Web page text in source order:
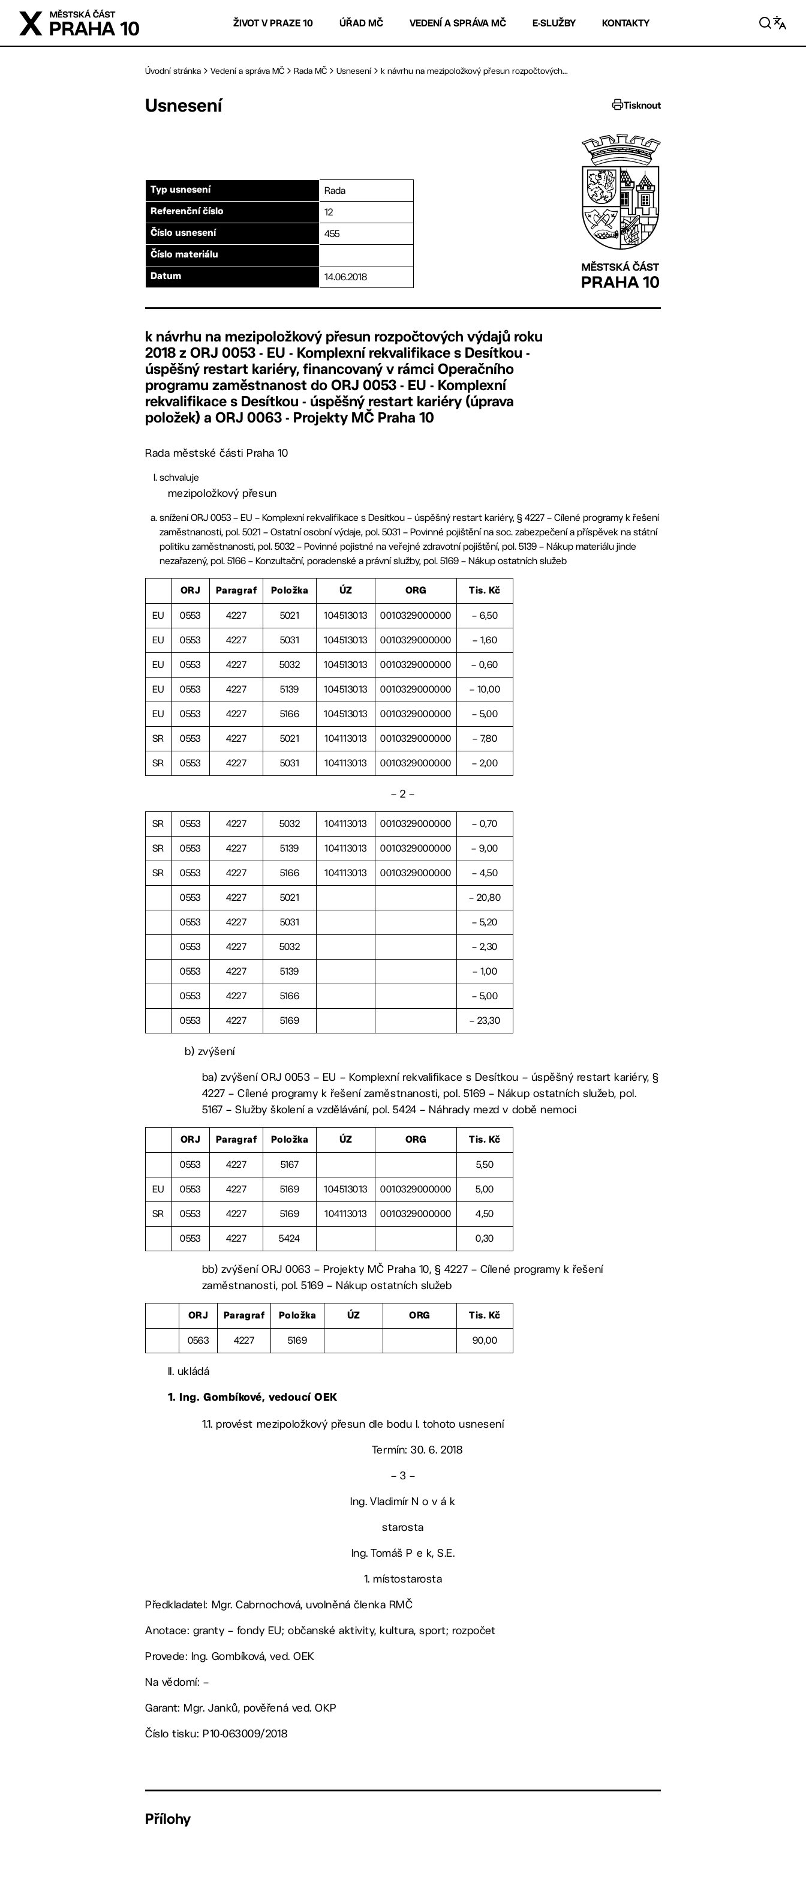
Přejít na hlavní obsah
ŽIVOT V PRAZE 10 ÚŘAD MČ VEDENÍ A SPRÁVA MČ E-SLUŽBY KONTAKTY
Úvodní stránka Vedení a správa MČ Rada MČ Usnesení k návrhu na mezipoložkový přesun rozpočtových...
Usnesení Tisknout
Typ usnesení Rada
Referenční číslo 12
Číslo usnesení 455
Číslo materiálu
Datum 14.06.2018
k návrhu na mezipoložkový přesun rozpočtových výdajů roku
2018 z ORJ 0053 - EU - Komplexní rekvalifikace s Desítkou -
úspěšný restart kariéry, financovaný v rámci Operačního
programu zaměstnanost do ORJ 0053 - EU - Komplexní
rekvalifikace s Desítkou - úspěšný restart kariéry (úprava
položek) a ORJ 0063 - Projekty MČ Praha 10
Rada městské části Praha 10
schvaluje
mezipoložkový přesun
snížení ORJ 0053 – EU – Komplexní rekvalifikace s Desítkou – úspěšný restart kariéry, § 4227 – Cílené programy k řešení
zaměstnanosti, pol. 5021 – Ostatní osobní výdaje, pol. 5031 – Povinné pojištění na soc. zabezpečení a příspěvek na státní
politiku zaměstnanosti, pol. 5032 – Povinné pojistné na veřejné zdravotní pojištění, pol. 5139 – Nákup materiálu jinde
nezařazený, pol. 5166 – Konzultační, poradenské a právní služby, pol. 5169 – Nákup ostatních služeb
ORJ Paragraf Položka ÚZ ORG Tis. Kč
EU 0553 4227 5021 104513013 0010329000000 – 6,50
EU 0553 4227 5031 104513013 0010329000000 – 1,60
EU 0553 4227 5032 104513013 0010329000000 – 0,60
EU 0553 4227 5139 104513013 0010329000000 – 10,00
EU 0553 4227 5166 104513013 0010329000000 – 5,00
SR 0553 4227 5021 104113013 0010329000000 – 7,80
SR 0553 4227 5031 104113013 0010329000000 – 2,00
– 2 –
SR 0553 4227 5032 104113013 0010329000000 – 0,70
SR 0553 4227 5139 104113013 0010329000000 – 9,00
SR 0553 4227 5166 104113013 0010329000000 – 4,50
0553 4227 5021 – 20,80
0553 4227 5031 – 5,20
0553 4227 5032 – 2,30
0553 4227 5139 – 1,00
0553 4227 5166 – 5,00
0553 4227 5169 – 23,30
b) zvýšení
ba) zvýšení ORJ 0053 – EU – Komplexní rekvalifikace s Desítkou – úspěšný restart kariéry, §
4227 – Cílené programy k řešení zaměstnanosti, pol. 5169 – Nákup ostatních služeb, pol.
5167 – Služby školení a vzdělávání, pol. 5424 – Náhrady mezd v době nemoci
ORJ Paragraf Položka ÚZ ORG Tis. Kč
0553 4227 5167 5,50
EU 0553 4227 5169 104513013 0010329000000 5,00
SR 0553 4227 5169 104113013 0010329000000 4,50
0553 4227 5424 0,30
bb) zvýšení ORJ 0063 – Projekty MČ Praha 10, § 4227 – Cílené programy k řešení
zaměstnanosti, pol. 5169 – Nákup ostatních služeb
ORJ Paragraf Položka ÚZ ORG Tis. Kč
0563 4227 5169 90,00
II. ukládá
1. Ing. Gombíkové, vedoucí OEK
1.1. provést mezipoložkový přesun dle bodu I. tohoto usnesení
Termín: 30. 6. 2018
– 3 –
Ing. Vladimír N o v á k
starosta
Ing. Tomáš P e k, S.E.
1. místostarosta
Předkladatel: Mgr. Cabrnochová, uvolněná členka RMČ
Anotace: granty – fondy EU; občanské aktivity, kultura, sport; rozpočet
Provede: Ing. Gombíková, ved. OEK
Na vědomí: –
Garant: Mgr. Janků, pověřená ved. OKP
Číslo tisku: P10-063009/2018
Přílohy